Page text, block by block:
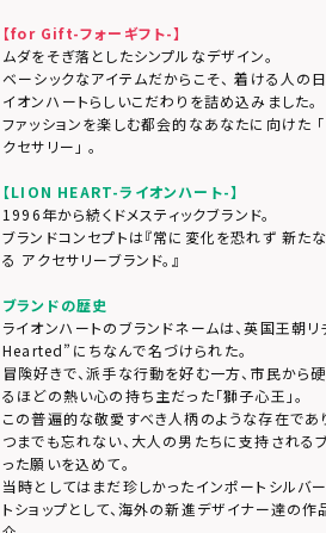
【for Gift-フォーギフト-】
ムダをそぎ落としたシンプルなデザイン。
ベーシックなアイテムだからこそ、 着ける人の
イオンハートらしいこだわりを詰め込みました。
ファッションを楽しむ都会的なあなたに向けた
クセサリー」 。
【LION HEART-ライオンハート-】
1996年から続くドメスティックブランド。
ブランドコンセプトは『常に変化を恐れず 新た
る アクセサリーブランド。』
ブランドの歴史
ライオンハートのブランドネームは、英国王朝
Hearted”にちなんで名づけられた。
冒険好きで、派手な行動を好む一方、市民から
るほどの熱い心の持ち主だった「獅子心王」。
この普遍的な敬愛すべき人柄のような存在であ
つまでも忘れない、大人の男たちに支持される
った願いを込めて。
当時としてはまだ珍しかったインポートシルバ
トショップとして、海外の新進デザイナー達の